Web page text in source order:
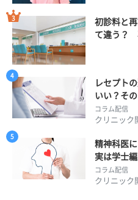
初診料と
て違う？
レセプト
いい？そ
コラム配信
クリニック
精神科医
実は学士
コラム配信
クリニック